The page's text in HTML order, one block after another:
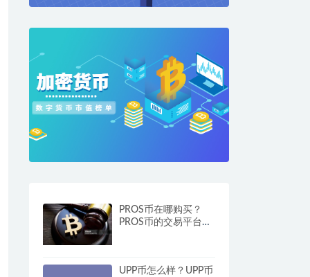
PROS币在哪购买？
PROS币的交易平台与
UPP币怎么样？UPP币